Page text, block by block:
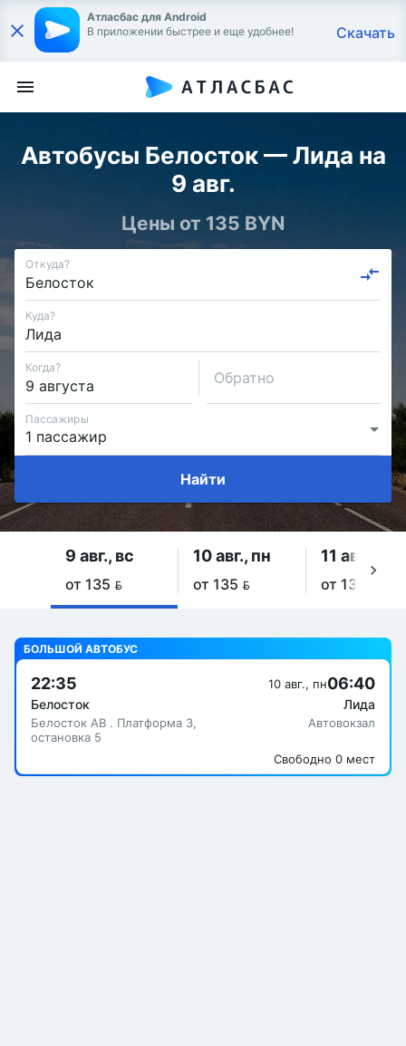
Атласбас для Android
В приложении быстрее и еще удобнее!
Скачать
Автобусы Белосток — Лида на
9 авг.
Цены от 135 BYN
Откуда?
Куда?
Когда?
Обратно
Пассажиры
Найти
9 авг., вс
от 135 
10 авг., пн
от 135 
11 авг., вт
от 135 
БОЛЬШОЙ АВТОБУС
22:35
Белосток
Белосток АВ . Платформа 3,
остановка 5
06:40
10 авг., пн
Лида
Автовокзал
Свободно 0 мест